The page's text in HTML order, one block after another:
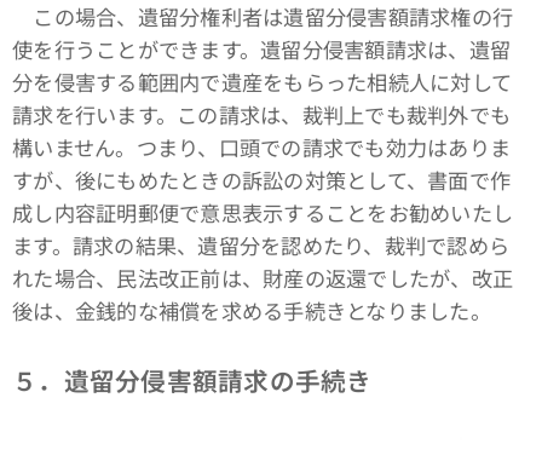
この場合、遺留分権利者は遺留分侵害額請求権の行
使を行うことができます。遺留分侵害額請求は、遺留
分を侵害する範囲内で遺産をもらった相続人に対して
請求を行います。この請求は、裁判上でも裁判外でも
構いません。つまり、口頭での請求でも効力はありま
すが、後にもめたときの訴訟の対策として、書面で作
成し内容証明郵便で意思表示することをお勧めいたし
ます。請求の結果、遺留分を認めたり、裁判で認めら
れた場合、民法改正前は、財産の返還でしたが、改正
後は、金銭的な補償を求める手続きとなりました。
５．遺留分侵害額請求の手続き